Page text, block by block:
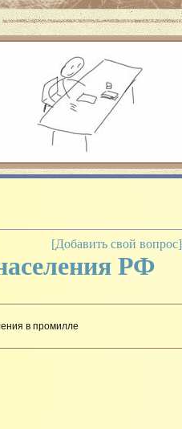
подготовки к
анализом
с процедурой
[Добавить свой вопрос]
РФ
в промилле